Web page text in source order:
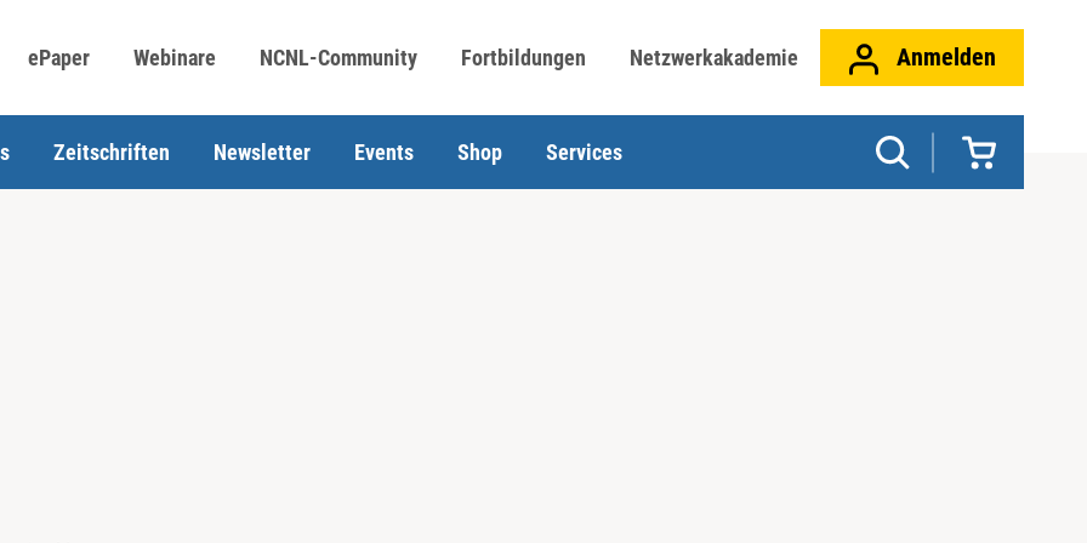
ePaper Webinare NCNL-Community Fortbildungen Netzwerkakademie Anmelden
Zeitschriften Newsletter Events Shop Services